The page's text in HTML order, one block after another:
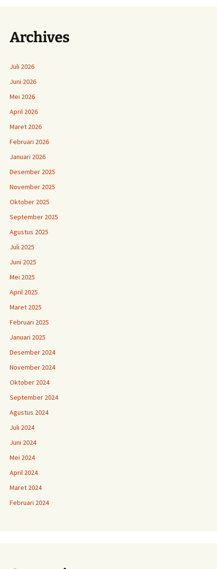
Archives
Juli 2026
Juni 2026
Mei 2026
April 2026
Maret 2026
Februari 2026
Januari 2026
Desember 2025
November 2025
Oktober 2025
September 2025
Agustus 2025
Juli 2025
Juni 2025
Mei 2025
April 2025
Maret 2025
Februari 2025
Januari 2025
Desember 2024
November 2024
Oktober 2024
September 2024
Agustus 2024
Juli 2024
Juni 2024
Mei 2024
April 2024
Maret 2024
Februari 2024